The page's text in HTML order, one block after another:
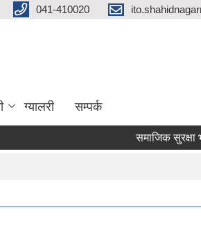
041-410020
ग्यालरी सम्पर्क
समाजिक सुरक्षा